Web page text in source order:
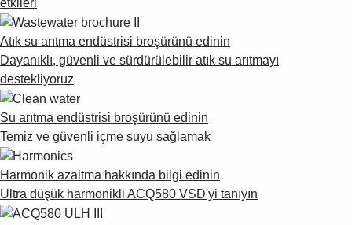
etkileri
Atık su arıtma endüstrisi broşürünü edinin
Dayanıklı, güvenli ve sürdürülebilir atık su arıtmayı
destekliyoruz
Su arıtma endüstrisi broşürünü edinin
Temiz ve güvenli içme suyu sağlamak
Harmonik azaltma hakkında bilgi edinin
Ultra düşük harmonikli ACQ580 VSD'yi tanıyın